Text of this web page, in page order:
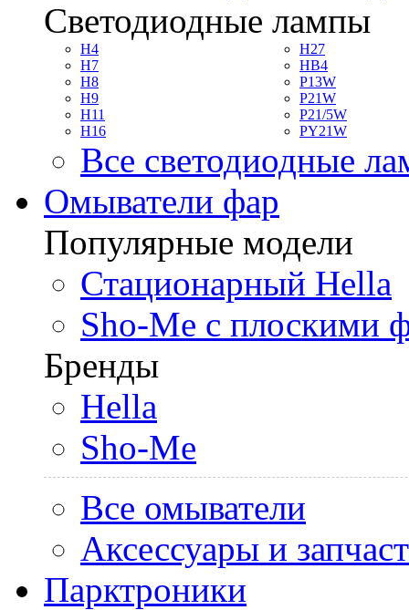
Светодиодные лампы
H4
H7
H8
H9
H11
H16
H27
HB4
P13W
P21W
P21/5W
PY21W
Все светодиодные
Омыватели фар
Популярные модели
Стационарный Hella
Sho-Me с плоскими
Бренды
Hella
Sho-Me
Все омыватели
Аксессуары и
Парктроники